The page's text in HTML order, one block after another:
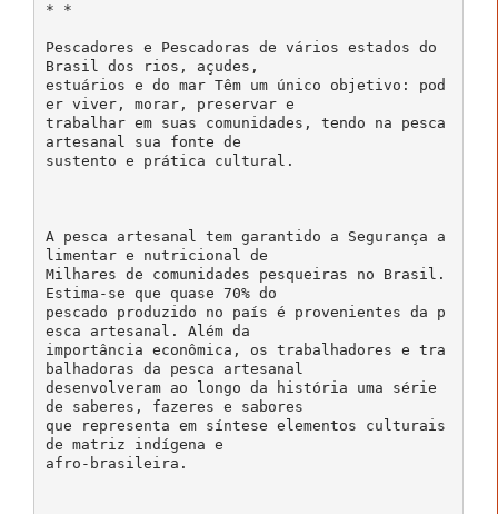
* *
Pescadores e Pescadoras de vários estados do
Brasil dos rios, açudes,
estuários e do mar Têm um único objetivo: pod
er viver, morar, preservar e
trabalhar em suas comunidades, tendo na pesca
artesanal sua fonte de
sustento e prática cultural.
A pesca artesanal tem garantido a Segurança a
limentar e nutricional de
Milhares de comunidades pesqueiras no Brasil.
Estima-se que quase 70% do
pescado produzido no país é provenientes da p
esca artesanal. Além da
importância econômica, os trabalhadores e tra
balhadoras da pesca artesanal
desenvolveram ao longo da história uma série
de saberes, fazeres e sabores
que representa em síntese elementos culturais
de matriz indígena e
afro-brasileira.